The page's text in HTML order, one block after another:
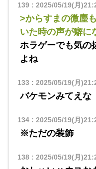
139: 2025/05/19(月
>からすまの微塵
いた時の声が癖に
ホラゲーでも気の
よね
133 : 2025/05/19(月
バケモンみてえな
134: 2025/05/19(月
※ただの装飾
138: 2025/05/19(月